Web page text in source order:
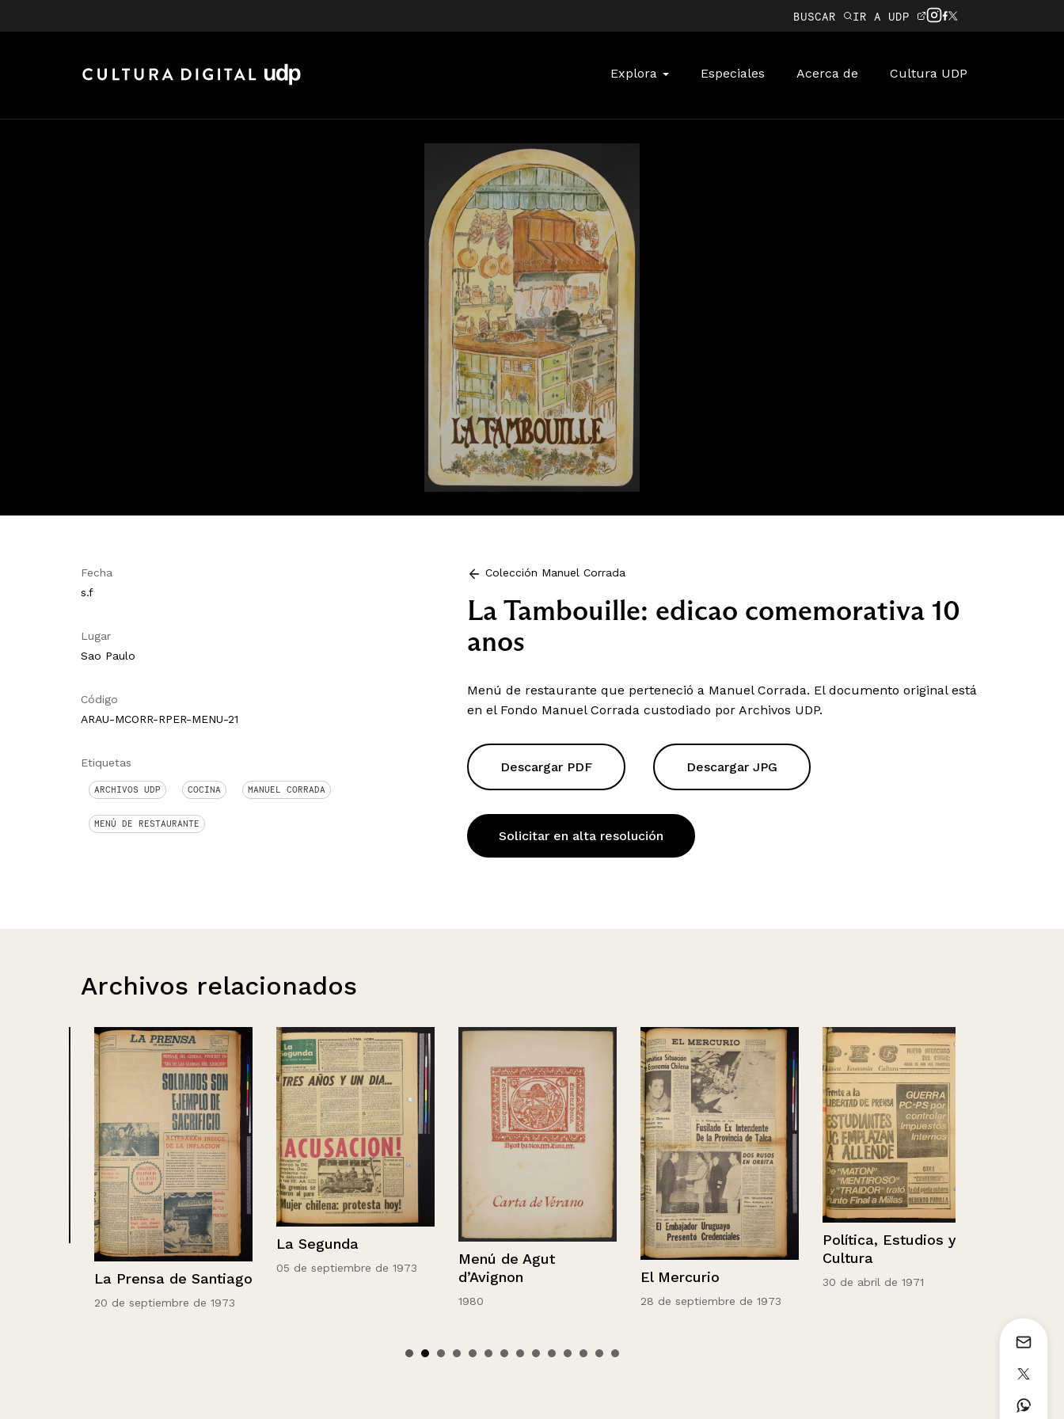
BUSCAR IR A UDP
Explora Especiales Acerca de Cultura UDP
Fecha
s.f
Lugar
Sao Paulo
Código
ARAU-MCORR-RPER-MENU-21
Etiquetas
ARCHIVOS UDP COCINA MANUEL CORRADA
MENÚ DE RESTAURANTE
Colección Manuel Corrada
La Tambouille: edicao comemorativa 10
anos
Menú de restaurante que perteneció a Manuel Corrada. El documento original está
en el Fondo Manuel Corrada custodiado por Archivos UDP.
Descargar PDF Descargar JPG
Solicitar en alta resolución
Archivos relacionados
La Prensa de Santiago
20 de septiembre de 1973
La Segunda
05 de septiembre de 1973
Menú de Agut
d’Avignon
El Mercurio
28 de septiembre de 1973
Política, Estudios y
Cultura
30 de abril de 1971